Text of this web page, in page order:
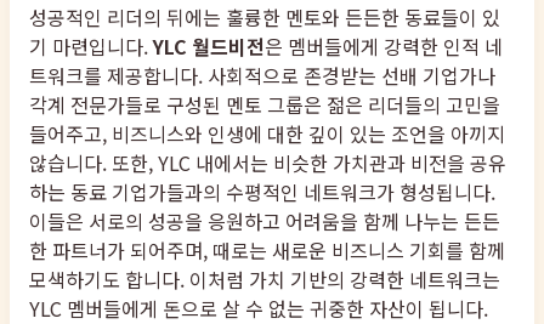
성공적인 리더의 뒤에는 훌륭한 멘토와 든든한 동료들이 있
기 마련입니다.YLC 월드비전은 멤버들에게 강력한 인적 네
트워크를 제공합니다. 사회적으로 존경받는 선배 기업가나
각계 전문가들로 구성된 멘토 그룹은 젊은 리더들의 고민을
들어주고, 비즈니스와 인생에 대한 깊이 있는 조언을 아끼지
않습니다. 또한, YLC 내에서는 비슷한 가치관과 비전을 공유
하는 동료 기업가들과의 수평적인 네트워크가 형성됩니다.
이들은 서로의 성공을 응원하고 어려움을 함께 나누는 든든
한 파트너가 되어주며, 때로는 새로운 비즈니스 기회를 함께
모색하기도 합니다. 이처럼 가치 기반의 강력한 네트워크는
YLC 멤버들에게 돈으로 살 수 없는 귀중한 자산이 됩니다.